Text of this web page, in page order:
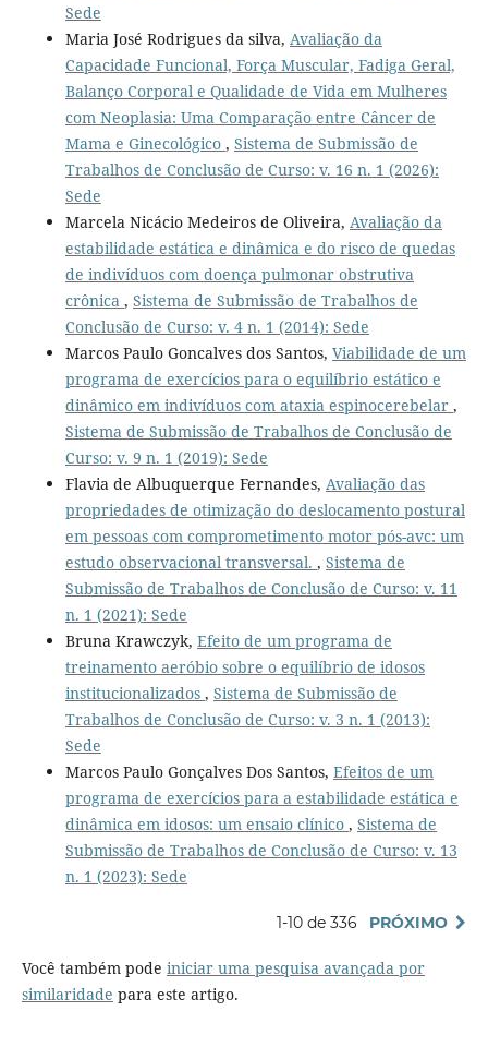
Sede
Maria José Rodrigues da silva, Avaliação da
Capacidade Funcional, Força Muscular, Fadiga Geral,
Balanço Corporal e Qualidade de Vida em Mulheres
com Neoplasia: Uma Comparação entre Câncer de
Mama e Ginecológico , Sistema de Submissão de
Trabalhos de Conclusão de Curso: v. 16 n. 1 (2026):
Sede
Marcela Nicácio Medeiros de Oliveira, Avaliação da
estabilidade estática e dinâmica e do risco de quedas
de indivíduos com doença pulmonar obstrutiva
crônica , Sistema de Submissão de Trabalhos de
Conclusão de Curso: v. 4 n. 1 (2014): Sede
Marcos Paulo Goncalves dos Santos, Viabilidade de um
programa de exercícios para o equilíbrio estático e
dinâmico em indivíduos com ataxia espinocerebelar ,
Sistema de Submissão de Trabalhos de Conclusão de
Curso: v. 9 n. 1 (2019): Sede
Flavia de Albuquerque Fernandes, Avaliação das
propriedades de otimização do deslocamento postural
em pessoas com comprometimento motor pós-avc: um
estudo observacional transversal. , Sistema de
Submissão de Trabalhos de Conclusão de Curso: v. 11
n. 1 (2021): Sede
Bruna Krawczyk, Efeito de um programa de
treinamento aeróbio sobre o equilíbrio de idosos
institucionalizados , Sistema de Submissão de
Trabalhos de Conclusão de Curso: v. 3 n. 1 (2013):
Sede
Marcos Paulo Gonçalves Dos Santos, Efeitos de um
programa de exercícios para a estabilidade estática e
dinâmica em idosos: um ensaio clínico , Sistema de
Submissão de Trabalhos de Conclusão de Curso: v. 13
n. 1 (2023): Sede
1-10 de 336 PRÓXIMO
Você também pode iniciar uma pesquisa avançada por
similaridade para este artigo.